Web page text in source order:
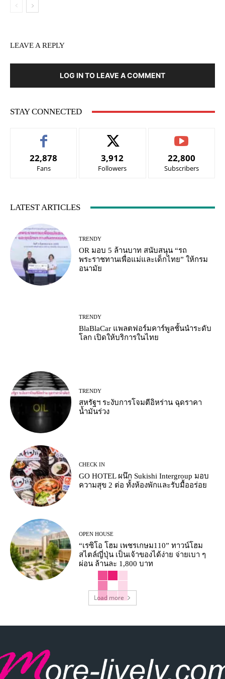
LEAVE A REPLY
LOG IN TO LEAVE A COMMENT
STAY CONNECTED
22,878
Fans
3,912
Followers
22,800
Subscribers
LATEST ARTICLES
TRENDY
OR มอบ 5 ล้านบาท สนับสนุน “รถ
พระราชทานเพื่อแม่และเด็กไทย” ให้กรม
อนามัย
TRENDY
BlaBlaCar แพลตฟอร์มคาร์พูลชั้นนำระดับ
โลก เปิดให้บริการในไทย
TRENDY
สหรัฐฯ ระงับการโจมตีอิหร่าน ฉุดราคา
น้ำมันร่วง
CHECK IN
GO HOTEL ผนึก Sukishi Intergroup มอบ
ความสุข 2 ต่อ ทั้งห้องพักและรับมื้ออร่อย
OPEN HOUSE
“เรซิโอ โฮม เพชรเกษม110” ทาวน์โฮม
สไตล์ญี่ปุ่น เป็นเจ้าของได้ง่าย จ่ายเบา ๆ
ผ่อน ล้านละ 1,800 บาท
Load more